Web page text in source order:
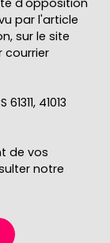
d'opposition
par l'article
sur le site
courrier
41013
de vos
notre